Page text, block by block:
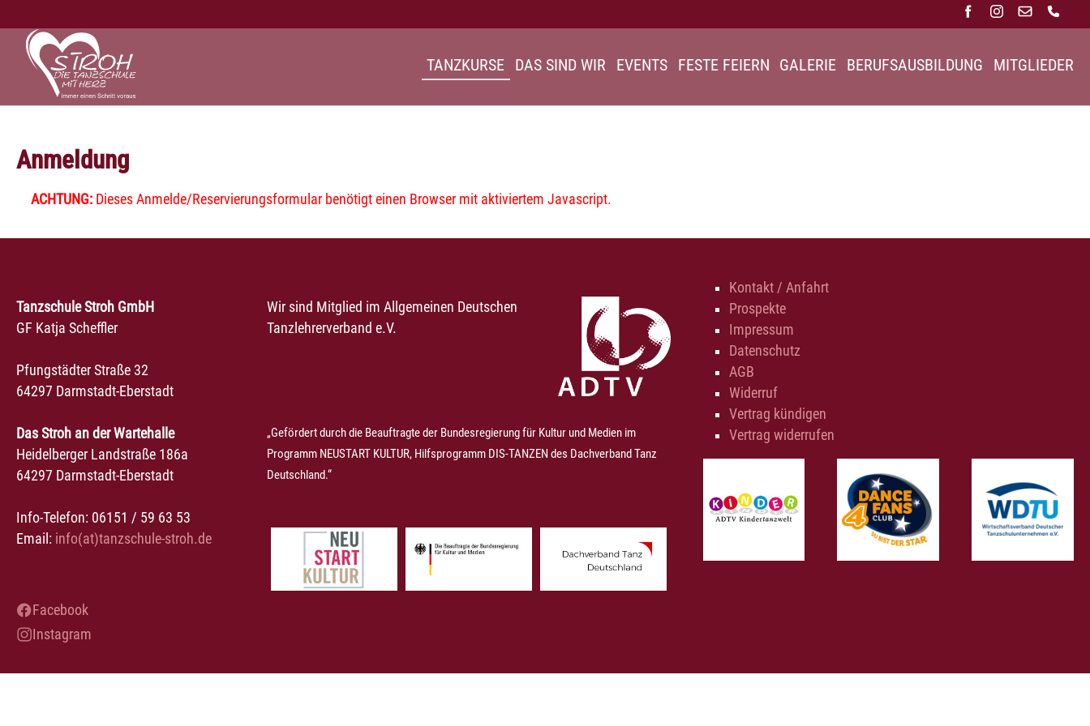
TANZKURSE DAS SIND WIR EVENTS FESTE FEIERN GALERIE BERUFSAUSBILDUNG MITGLIEDER
Anmeldung
ACHTUNG:Dieses Anmelde/Reservierungsformular benötigt einen Browser mit aktiviertem Javascript.
Tanzschule Stroh GmbH
GF Katja Scheffler
Pfungstädter Straße 32
64297 Darmstadt-Eberstadt
Das Stroh an der Wartehalle
Heidelberger Landstraße 186a
64297 Darmstadt-Eberstadt
Info-Telefon: 06151 / 59 63 53
Email: info(at)tanzschule-stroh.de
Facebook
Instagram
Wir sind Mitglied im Allgemeinen Deutschen
Tanzlehrerverband e.V.
„Gefördert durch die Beauftragte der Bundesregierung für Kultur und Medien im
Programm NEUSTART KULTUR, Hilfsprogramm DIS-TANZEN des Dachverband Tanz
Deutschland.“
Kontakt / Anfahrt
Prospekte
Impressum
Datenschutz
AGB
Widerruf
Vertrag kündigen
Vertrag widerrufen